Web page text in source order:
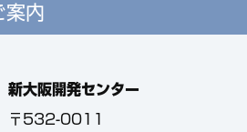
案内
新大阪開発センター
〒532-0011